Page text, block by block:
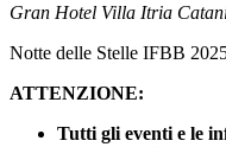
Gran Hotel Villa Itria
Notte delle Stelle IFBB
ATTENZIONE:
Tutti gli eventi e le